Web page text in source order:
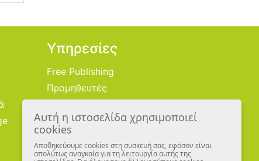
Υπηρεσίες
Free Publishing
Προμηθευτές
Εικονογράφοι
Αυτή η ιστοσελίδα χρησιμοποιεί
cookies
Αποθηκεύουμε cookies στη συσκευή σας, εφόσον είναι
απολύτως αναγκαία για τη λειτουργία αυτής της